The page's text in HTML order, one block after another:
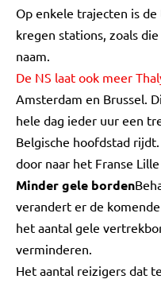
Op enkele trajecten is
kregen stations, zoals
naam.
De NS laat ook meer
Amsterdam en Brussel.
hele dag ieder uur een
Belgische hoofdstad
door naar het Franse
Minder gele borden
verandert er de
het aantal gele
verminderen.
Het aantal reizigers dat